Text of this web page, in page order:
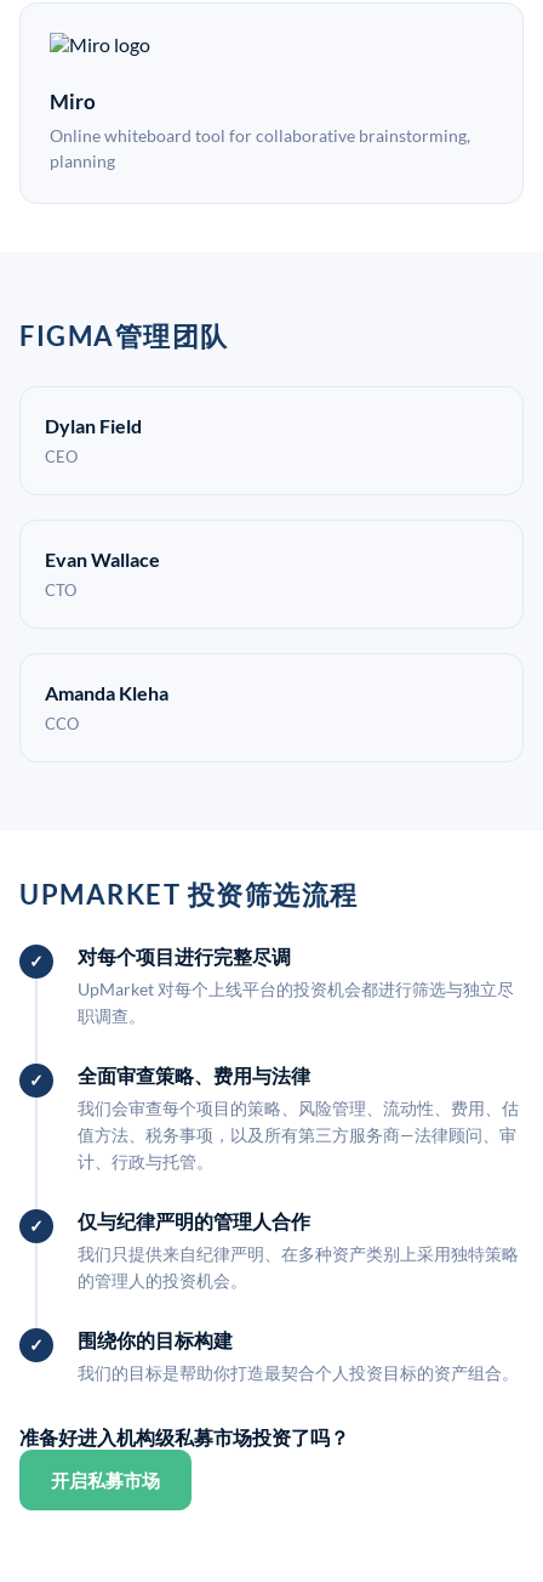
Miro
Online whiteboard tool for collaborative brainstorming,
planning
FIGMA管理团队
Dylan Field
CEO
Evan Wallace
CTO
Amanda Kleha
CCO
UPMARKET 投资筛选流程
对每个项目进行完整尽调
UpMarket 对每个上线平台的投资机会都进行筛选与独立尽
职调查。
全面审查策略、费用与法律
我们会审查每个项目的策略、风险管理、流动性、费用、估
值方法、税务事项，以及所有第三方服务商—法律顾问、审
计、行政与托管。
仅与纪律严明的管理人合作
我们只提供来自纪律严明、在多种资产类别上采用独特策略
的管理人的投资机会。
围绕你的目标构建
我们的目标是帮助你打造最契合个人投资目标的资产组合。
准备好进入机构级私募市场投资了吗？
开启私募市场